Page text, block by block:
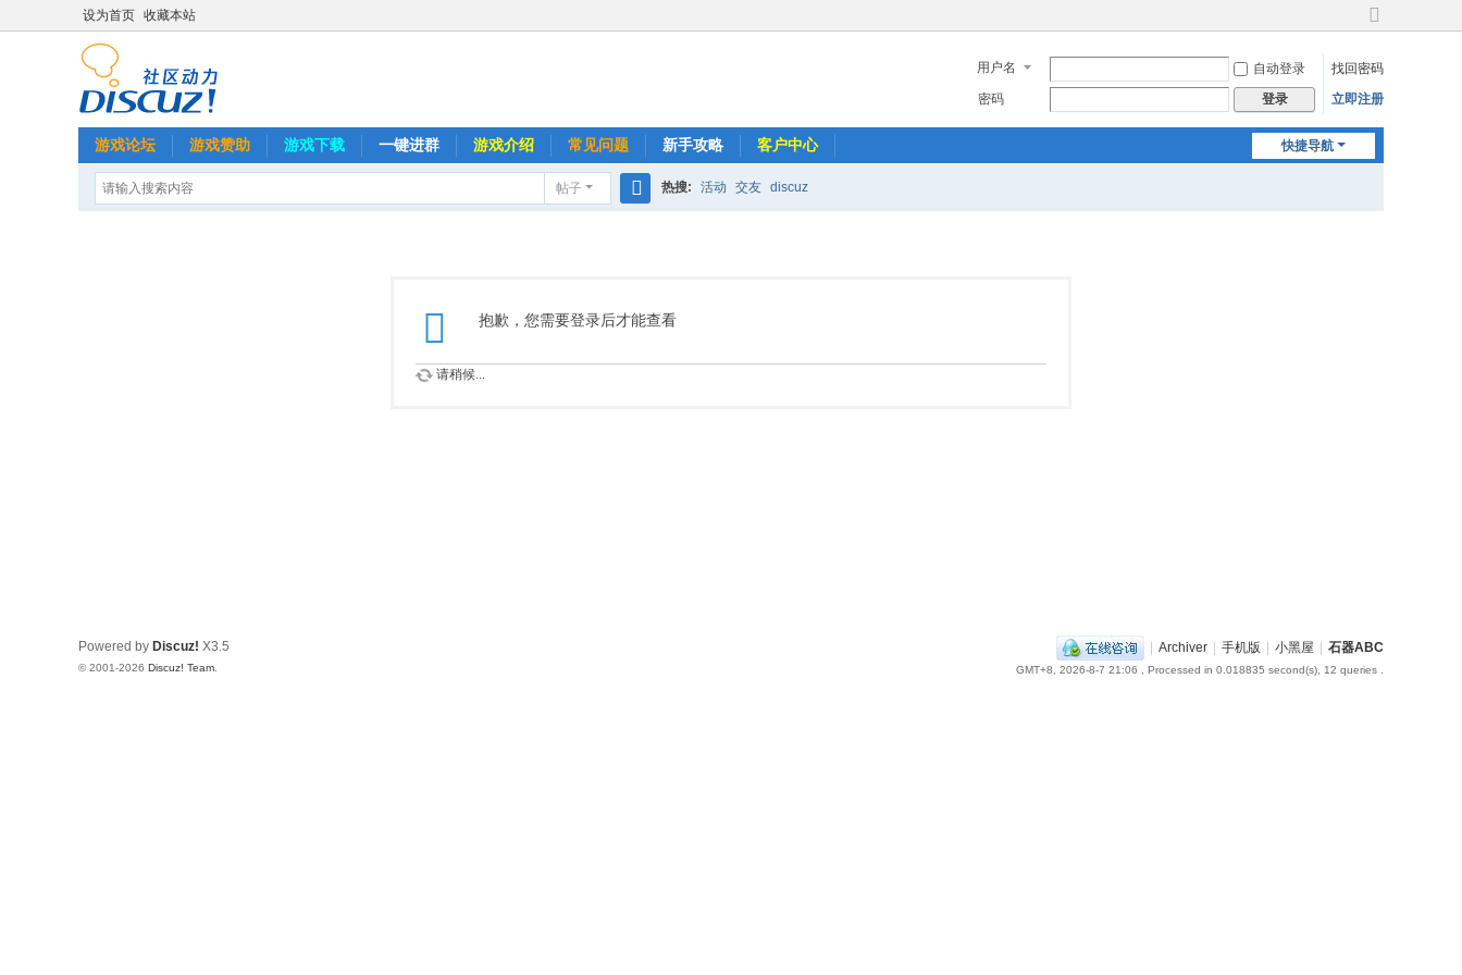
设为首页 收藏本站
切
到
宽
用户名 自动登录
找回密码
密码
登录 立即注册
快捷导航
游戏论坛 游戏赞助 游戏下载 一键进群 游戏介绍 常见问题 新手攻略 客户中心
帖子 热搜: 活动 交友 discuz
抱歉，您需要登录后才能查看
请稍候...
| Archiver | 手机版 | 小黑屋 | 石器ABC
GMT+8, 2026-8-7 21:06 , Processed in 0.018835 second(s), 12 queries .
Powered by Discuz! X3.5
© 2001-2026 Discuz! Team